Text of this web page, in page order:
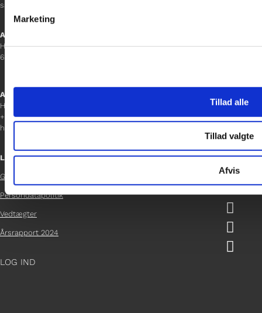
Marketing
Tillad alle
Tillad valgte
Afvis
sanne.h@gladfonden.dk
Aabenraa
H P Hanssens Gade 23, 2.
6200 Aabenraa
Afdelingschef
Helene Teichert
+45 29 37 32 41
helene.t@gladfonden.dk
Links
Glad Fonden
Persondatapolitik
Vedtægter
Årsrapport 2024
LOG IND



